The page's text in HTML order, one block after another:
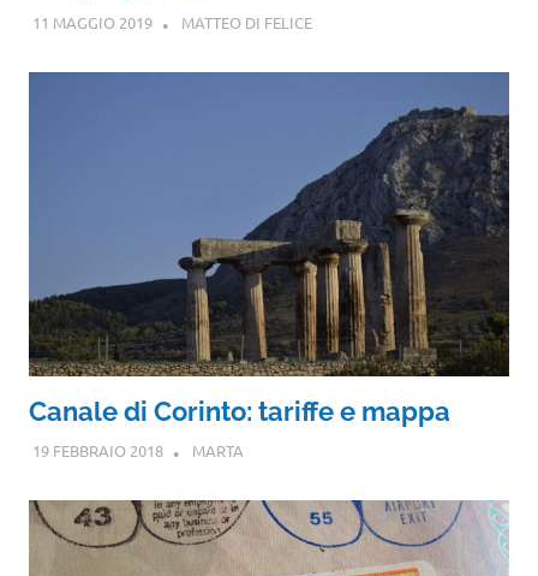
11 MAGGIO 2019 MATTEO DI FELICE
Canale di Corinto: tariffe e mappa
19 FEBBRAIO 2018 MARTA